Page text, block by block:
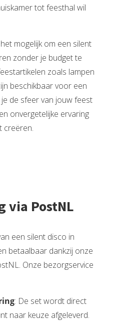
tot feesthal wil
mogelijk om een silent
zonder je budget te
zoals lampen
beschikbaar voor een
de sfeer van jouw feest
onvergetelijke ervaring
creëren.
via PostNL
een silent disco in
betaalbaar dankzij onze
Onze bezorgservice
: De set wordt direct
naar keuze afgeleverd.